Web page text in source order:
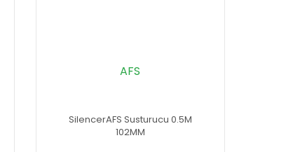
AFS
SilencerAFS Susturucu 0.5M
102MM